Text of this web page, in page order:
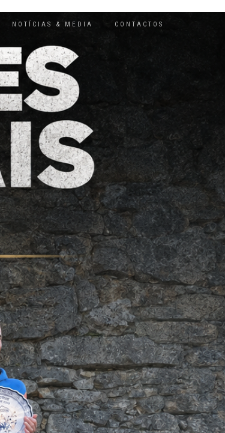
NOTÍCIAS & MEDIA CONTACTOS